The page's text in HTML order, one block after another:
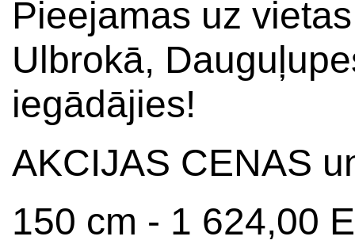
Pieejamas uz
Ulbrokā,
iegādājies!
AKCIJAS CENAS
150 cm - 1 624,00